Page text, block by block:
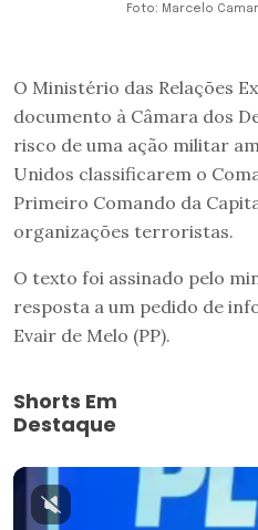
Foto: Marcelo
O Ministério das Relações
documento à Câmara dos
risco de uma ação militar
Unidos classificarem o
Primeiro Comando da
organizações terroristas.
O texto foi assinado pelo
resposta a um pedido de
Evair de Melo (PP).
Shorts Em
Destaque